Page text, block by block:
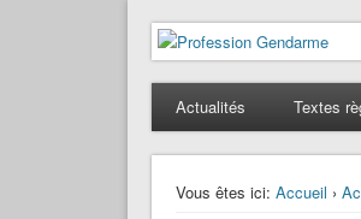
Profession
Le journal des gendarmes
Actualités Textes
Vous êtes ici: Accueil ›